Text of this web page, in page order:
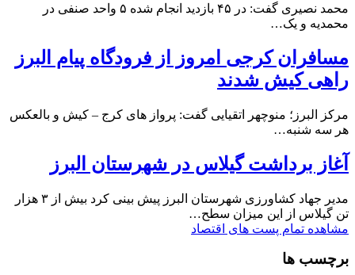
محمد نصیری گفت: در ۴۵ بازدید انجام شده ۵ واحد صنفی در
محمدیه و یک…
مسافران کرجی امروز از فرودگاه پیام البرز
راهی کیش شدند
مرکز البرز؛ منوچهر اتقیایی گفت: پرواز های کرج – کیش و بالعکس
هر سه شنبه…
آغاز برداشت گیلاس در شهرستان البرز
مدیر جهاد کشاورزی شهرستان البرز پیش بینی کرد بیش از ۳ هزار
تن گیلاس از این میزان سطح…
مشاهده تمام پست های اقتصاد
برچسب ها